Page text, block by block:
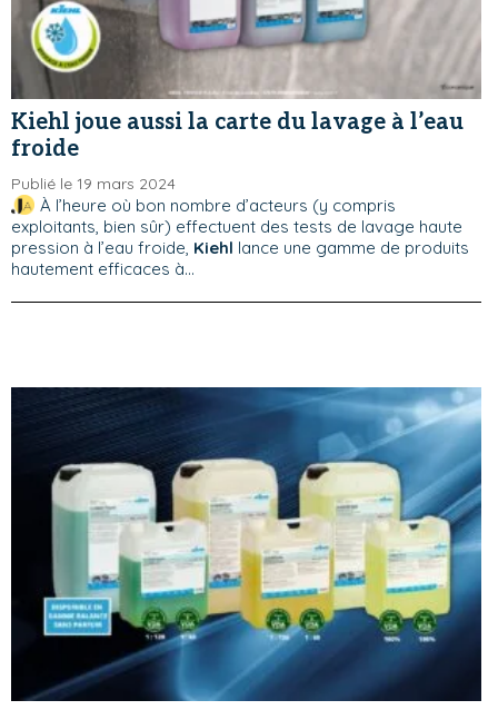
Kiehl joue aussi la carte du lavage à l’eau
froide
Publié le 19 mars 2024
À l’heure où bon nombre d’acteurs (y compris
exploitants, bien sûr) effectuent des tests de lavage haute
pression à l’eau froide, Kiehl lance une gamme de produits
hautement efficaces à...